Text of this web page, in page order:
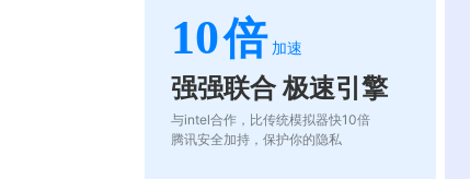
10倍 加速
强强联合 极速引擎
与intel合作，比传统模拟器快10倍
腾讯安全加持，保护你的隐私